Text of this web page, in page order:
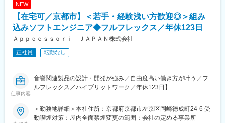
変更の範囲：会社の定める業務
SUBARU／日本製鉄株式会社(敬称略)
■メイテックグループについて：
◇生涯プロエンジニア：
・エンジニアのキャリアを第一に考えます。半年に一回拠点長と
の面談があり、自身のキャリアを見つめ目指したい方向性を考え
る場がございます。適宜担当営業との面談も設定され、現時点の
スキルから将来的にどんな経験を積むべきかを相談できる環境で
す。
・1974年に設立され、業界初の定年退職者を輩出。以降400名を
研修費用は売上の8%を投資しており、「技術力」と「人間力」の
NEW
【在宅可／京都市】＜若手・経験浅い方歓迎◎＞組み
込みソフトエンジニア◆フルフレックス／年休123日
Ａｐｐｃｅｓｓｏｒｉ ＪＡＰＡＮ株式会社
正社員 転勤なし
仕事内容
音響関連製品の設計・開発が強み／自由度高い働き方が叶う／フ
ルフレックス／ハイブリットワーク／年休123日】
■職務内容：
回路・基板設計エンジニアとして、オーディオ製品または新規プ
＜勤務地詳細＞本社住所：京都府京都市左京区岡崎徳成町24-6 受
動喫煙対策：屋内全面禁煙変更の範囲：会社の定める事業所